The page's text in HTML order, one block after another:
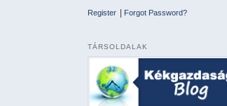
Register Forgot Password?
TÁRSOLDALAK